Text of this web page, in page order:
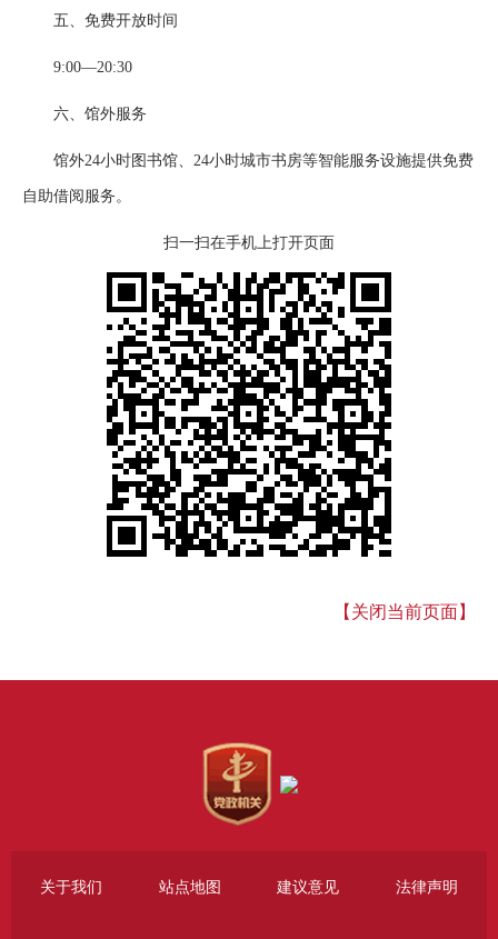
五、免费开放时间
9:00—20:30
六、馆外服务
馆外24小时图书馆、24小时城市书房等智能服务设施提供免费
自助借阅服务。
扫一扫在手机上打开页面
【关闭当前页面】
关于我们 站点地图 建议意见 法律声明